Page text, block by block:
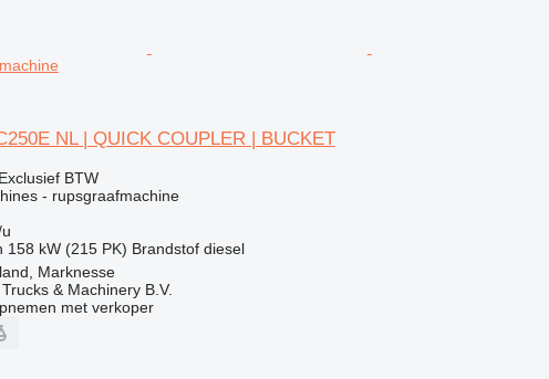
NL | QUICK COUPLER | BUCKET
Exclusief BTW
- rupsgraafmachine
158 kW (215 PK) Brandstof diesel
Marknesse
& Machinery B.V.
met verkoper